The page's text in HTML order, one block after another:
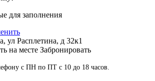
для заполнения
ул Расплетина, д 32к1
на месте Забронировать
с ПН по ПТ с 10 до 18 часов.